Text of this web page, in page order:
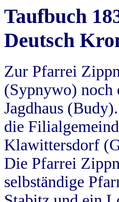
Taufbuch
Deutsch
Zur Pfarrei
(Sypnywo) noch
Jagdhaus
die
Klawittersdorf
Die Pfarrei
selbständige